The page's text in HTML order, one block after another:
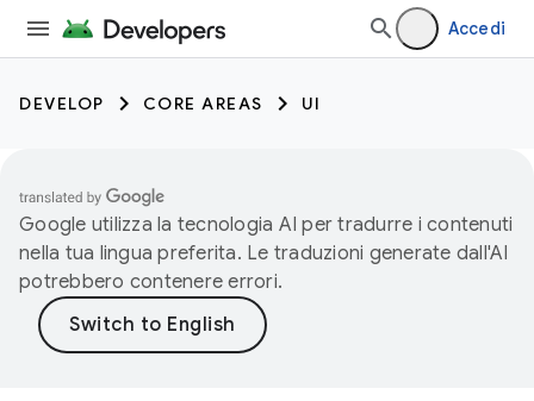
Accedi
DEVELOP CORE AREAS UI
Google utilizza la tecnologia AI per tradurre i contenuti
nella tua lingua preferita. Le traduzioni generate dall'AI
potrebbero contenere errori.